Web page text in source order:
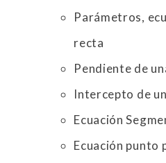
Parámetros,
recta
Pendiente de
Intercepto de
Ecuación
Ecuación punto